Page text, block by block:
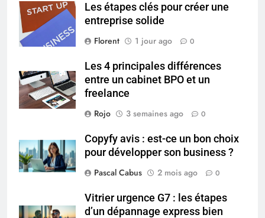
Les étapes clés pour créer une
entreprise solide
Florent
1 jour ago 0
Les 4 principales différences
entre un cabinet BPO et un
freelance
Rojo
3 semaines ago 0
Copyfy avis : est-ce un bon choix
pour développer son business ?
Pascal Cabus
2 mois ago 0
Vitrier urgence G7 : les étapes
d’un dépannage express bien
Infection chronique de l’oreille :
tout ce qu’il faut savoir sur les
saignements
SANTÉ
6
Les secrets révélés pour une
Ordinary
SANTÉ
7
Prévenir les chutes chez les
exercices
BIEN ÊTRE